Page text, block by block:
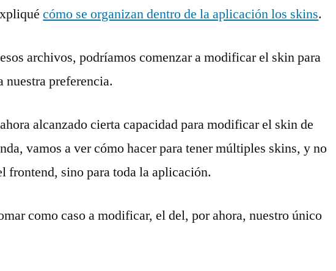
cómo se organizan dentro de la aplicación los skins.
archivos, podríamos comenzar a modificar el skin para
nuestra preferencia.
alcanzado cierta capacidad para modificar el skin de
vamos a ver cómo hacer para tener múltiples skins, y no
frontend, sino para toda la aplicación.
como caso a modificar, el del, por ahora, nuestro único